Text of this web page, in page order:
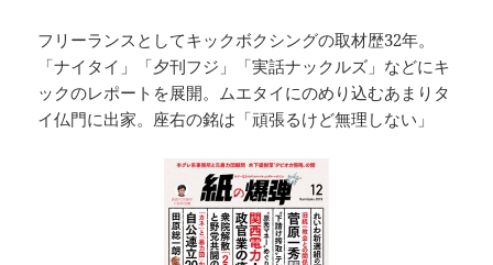
フリーランスとしてキックボクシングの取材歴32年。
「ナイタイ」「夕刊フジ」「実話ナックルズ」などにキ
ックのレポートを展開。ムエタイにのめり込むあまりタ
イ仏門に出家。座右の銘は「頑張るけど無理しない」